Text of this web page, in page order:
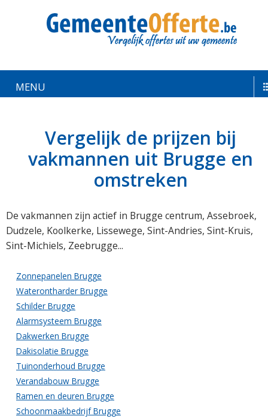
MENU
Vergelijk de prijzen bij
vakmannen uit Brugge en
omstreken
De vakmannen zijn actief in Brugge centrum, Assebroek,
Dudzele, Koolkerke, Lissewege, Sint-Andries, Sint-Kruis,
Sint-Michiels, Zeebrugge...
Zonnepanelen Brugge
Waterontharder Brugge
Schilder Brugge
Alarmsysteem Brugge
Dakwerken Brugge
Dakisolatie Brugge
Tuinonderhoud Brugge
Verandabouw Brugge
Ramen en deuren Brugge
Schoonmaakbedrijf Brugge